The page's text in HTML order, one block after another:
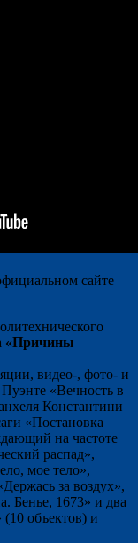
сайте
«Причины
видео-, фото- и
«Вечность в
Константини
«Постановка
на частоте
распад»,
мое тело»,
за воздух»,
Бенье, 1673» и два
объектов) и